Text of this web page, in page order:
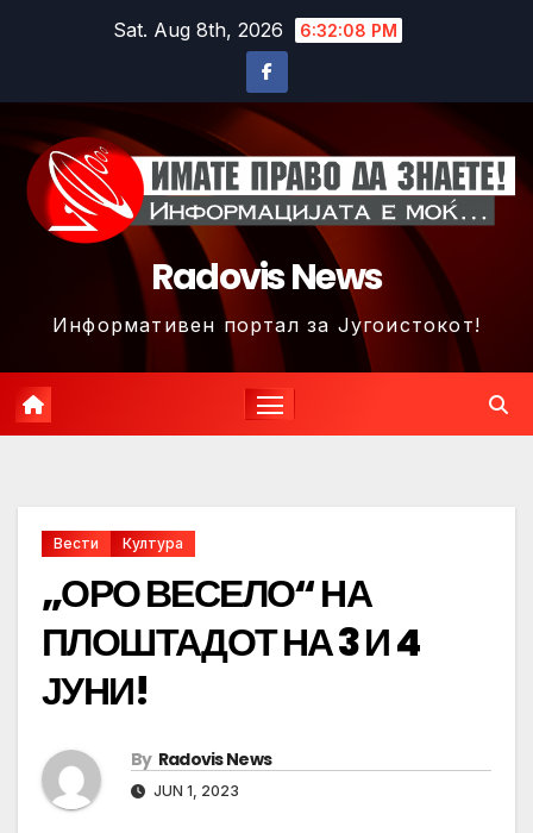
Sat. Aug 8th, 2026 6:32:11 PM
Radovis News
Информативен портал за Југоистокот!
Вести Култура
„ОРО ВЕСЕЛО“ НА
ПЛОШТАДОТ НА 3 И 4
ЈУНИ!
By Radovis News
JUN 1, 2023